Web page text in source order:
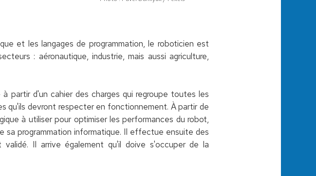
et les langages de programmation, le roboticien est
: aéronautique, industrie, mais aussi agriculture,
partir d'un cahier des charges qui regroupe toutes les
qu'ils devront respecter en fonctionnement. À partir de
à utiliser pour optimiser les performances du robot,
programmation informatique. Il effectue ensuite des
Il arrive également qu'il doive s'occuper de la